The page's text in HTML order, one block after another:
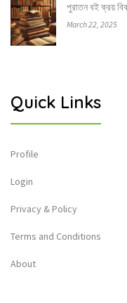
পুরাতন বই ক্রয়
March 22, 2025
Quick Links
Profile
Login
Privacy & Policy
Terms and Conditions
About